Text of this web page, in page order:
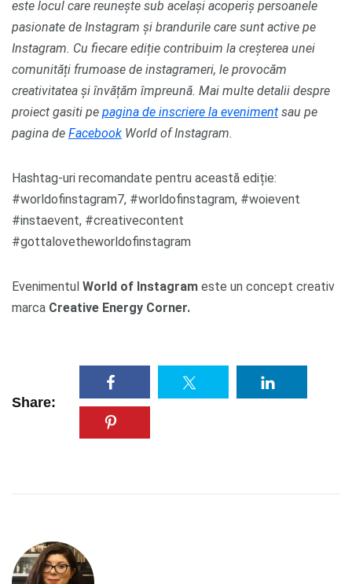
este locul care reunește sub același acoperiș persoanele
pasionate de Instagram și brandurile care sunt active pe
Instagram. Cu fiecare ediție contribuim la creșterea unei
comunități frumoase de instagrameri, le provocăm
creativitatea și învățăm împreună. Mai multe detalii despre
proiect gasiti pe pagina de inscriere la eveniment sau pe
pagina de Facebook World of Instagram.
Hashtag-uri recomandate pentru această ediție:
#worldofinstagram7, #worldofinstagram, #woievent
#instaevent, #creativecontent
#gottalovetheworldofinstagram
Evenimentul World of Instagram este un concept creativ
marca Creative Energy Corner.
Share: